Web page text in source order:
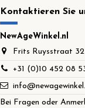
Kontaktieren Sie
NewAgeWinkel.nl
Frits Ruysstraat
+31 (0)10 452 08
Bei Fragen oder